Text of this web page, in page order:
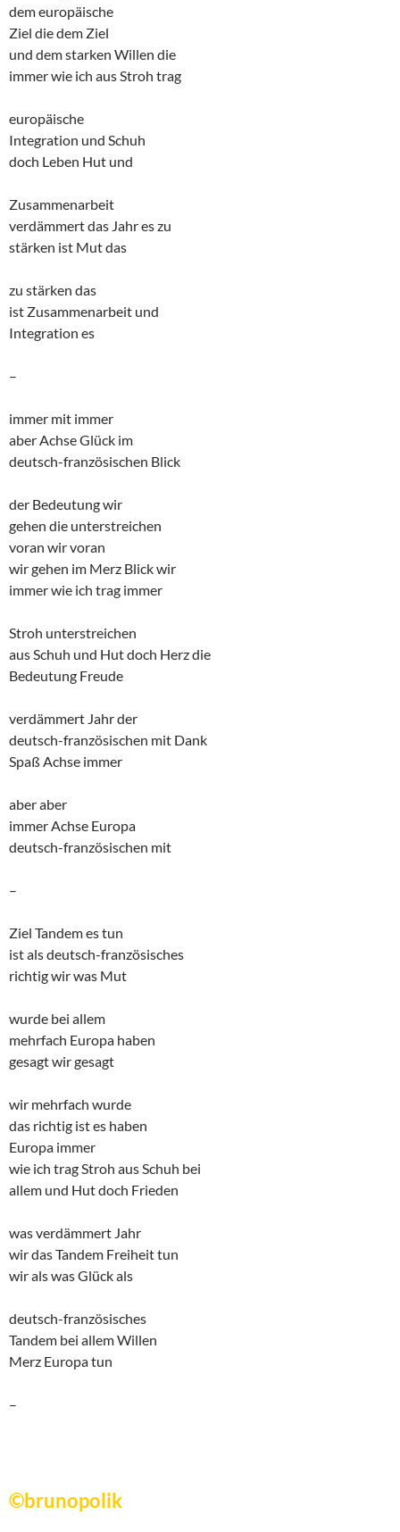
dem europäische
Ziel die dem Ziel
und dem starken Willen die
immer wie ich aus Stroh trag
europäische
Integration und Schuh
doch Leben Hut und
Zusammenarbeit
verdämmert das Jahr es zu
stärken ist Mut das
zu stärken das
ist Zusammenarbeit und
Integration es
–
immer mit immer
aber Achse Glück im
deutsch-französischen Blick
der Bedeutung wir
gehen die unterstreichen
voran wir voran
wir gehen im Merz Blick wir
immer wie ich trag immer
Stroh unterstreichen
aus Schuh und Hut doch Herz die
Bedeutung Freude
verdämmert Jahr der
deutsch-französischen mit Dank
Spaß Achse immer
aber aber
immer Achse Europa
deutsch-französischen mit
–
Ziel Tandem es tun
ist als deutsch-französisches
richtig wir was Mut
wurde bei allem
mehrfach Europa haben
gesagt wir gesagt
wir mehrfach wurde
das richtig ist es haben
Europa immer
wie ich trag Stroh aus Schuh bei
allem und Hut doch Frieden
was verdämmert Jahr
wir das Tandem Freiheit tun
wir als was Glück als
deutsch-französisches
Tandem bei allem Willen
Merz Europa tun
–
©brunopolik